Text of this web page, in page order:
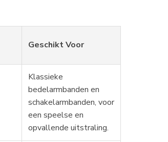
Geschikt Voor
Klassieke
bedelarmbanden en
schakelarmbanden, voor
een speelse en
opvallende uitstraling.